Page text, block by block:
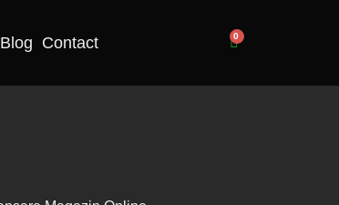
Blog Contact 0